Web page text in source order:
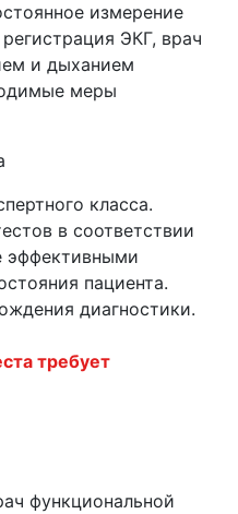
измерение
ЭКГ, врач
и дыханием
меры
класса.
в соответствии
эффективными
пациента.
диагностики.
требует
функциональной